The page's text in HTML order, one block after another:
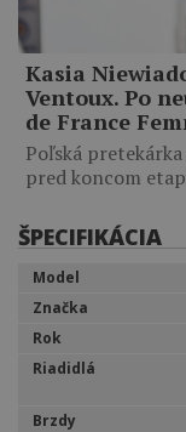
Kasia
Ventoux. Po
de France
Poľská
pred koncom
ŠPECIFIKÁCIA
Model
Značka
Rok
Riadidlá
Brzdy